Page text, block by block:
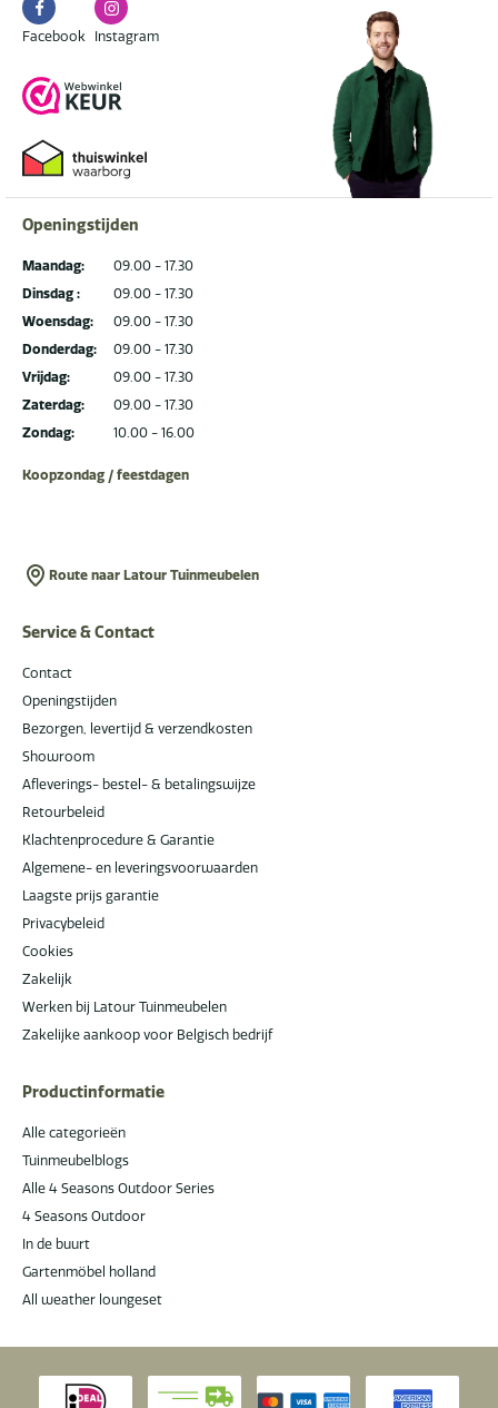
Facebook
Facebook
Instagram
Instagram
Openingstijden
Maandag:
Dinsdag :
Woensdag:
Donderdag:
Vrijdag:
Zaterdag:
Zondag:
09.00 - 17.30
09.00 - 17.30
09.00 - 17.30
09.00 - 17.30
09.00 - 17.30
09.00 - 17.30
10.00 - 16.00
Koopzondag / feestdagen
Route naar Latour Tuinmeubelen
Service & Contact
Contact
Openingstijden
Bezorgen, levertijd & verzendkosten
Showroom
Afleverings- bestel- & betalingswijze
Retourbeleid
Klachtenprocedure & Garantie
Algemene- en leveringsvoorwaarden
Laagste prijs garantie
Privacybeleid
Cookies
Zakelijk
Werken bij Latour Tuinmeubelen
Zakelijke aankoop voor Belgisch bedrijf
Productinformatie
Alle categorieën
Tuinmeubelblogs
Alle 4 Seasons Outdoor Series
4 Seasons Outdoor
In de buurt
Gartenmöbel holland
All weather loungeset